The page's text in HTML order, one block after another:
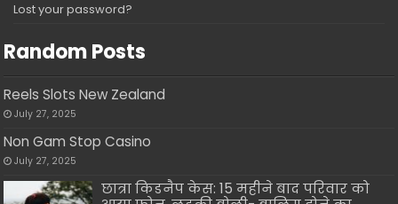
Lost your password?
Random Posts
Reels Slots New Zealand
July 27, 2025
Non Gam Stop Casino
July 27, 2025
छात्रा किडनैप केस: 15 महीने बाद परिवार को